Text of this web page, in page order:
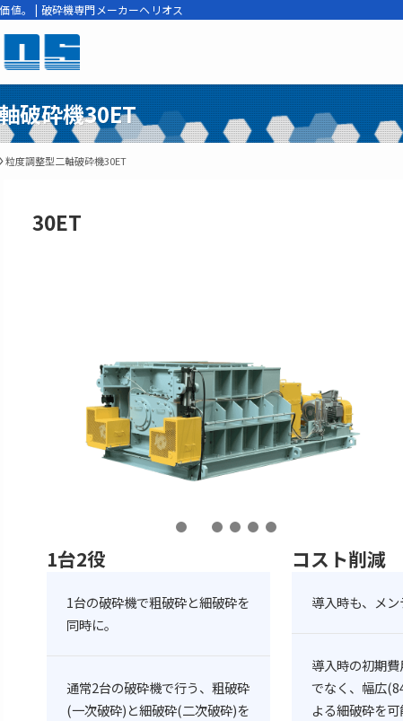
値。 | 破砕機専門メーカーヘリオス
破砕機30ET
粒度調整型二軸破砕機30ET
30ET
1台2役
1台の破砕機で粗破砕と細破砕を
同時に。
通常2台の破砕機で行う、粗破砕
(一次破砕)と細破砕(二次破砕)を
コスト削減
導入時も、メン
導入時の初期
でなく、幅広
よる細破砕を